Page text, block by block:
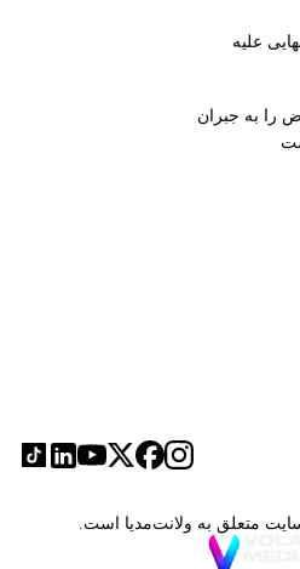
علیه
را به جبران
متعلق به ولانت‌مدیا است.